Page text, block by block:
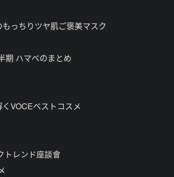
っちりツヤ肌ご褒美マスク
期 ハマベのまとめ
VOCEベストコスメ
トレンド座談會